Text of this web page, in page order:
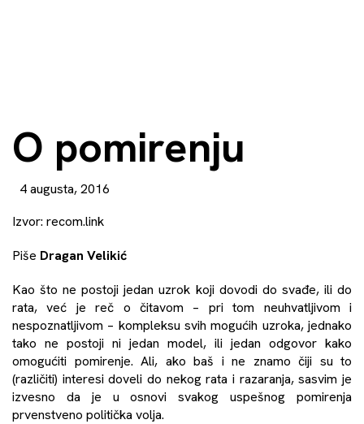
O pomirenju
4 augusta, 2016
Izvor: recom.link
Piše Dragan Velikić
Kao što ne postoji jedan uzrok koji dovodi do svađe, ili do
rata, već je reč o čitavom – pri tom neuhvatljivom i
nespoznatljivom – kompleksu svih mogućih uzroka, jednako
tako ne postoji ni jedan model, ili jedan odgovor kako
omogućiti pomirenje. Ali, ako baš i ne znamo čiji su to
(različiti) interesi doveli do nekog rata i razaranja, sasvim je
izvesno da je u osnovi svakog uspešnog pomirenja
prvenstveno politička volja.